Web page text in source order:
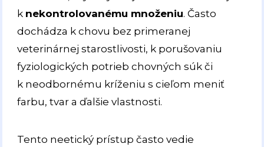
k nekontrolovanému množeniu. Často
dochádza k chovu bez primeranej
veterinárnej starostlivosti, k porušovaniu
fyziologických potrieb chovných súk či
k neodbornému kríženiu s cieľom meniť
farbu, tvar a ďalšie vlastnosti.
Tento neetický prístup často vedie